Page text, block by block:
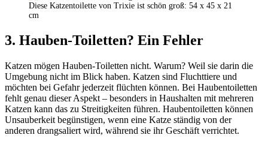
Diese Katzentoilette von Trixie ist schön groß: 54 x 45 x 21
cm
3. Hauben-Toiletten? Ein Fehler
Katzen mögen Hauben-Toiletten nicht. Warum? Weil sie darin die
Umgebung nicht im Blick haben. Katzen sind Fluchttiere und
möchten bei Gefahr jederzeit flüchten können. Bei Haubentoiletten
fehlt genau dieser Aspekt – besonders in Haushalten mit mehreren
Katzen kann das zu Streitigkeiten führen. Haubentoiletten können
Unsauberkeit begünstigen, wenn eine Katze ständig von der
anderen drangsaliert wird, während sie ihr Geschäft verrichtet.